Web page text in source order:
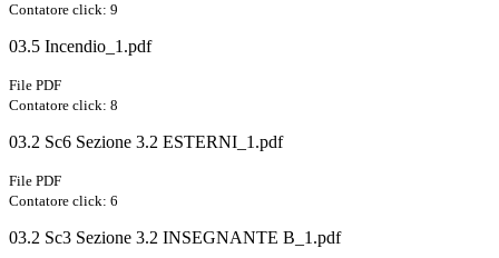
Contatore click: 9
03.5 Incendio_1.pdf
File PDF
Contatore click: 8
03.2 Sc6 Sezione 3.2 ESTERNI_1.pdf
File PDF
Contatore click: 6
03.2 Sc3 Sezione 3.2 INSEGNANTE B_1.pdf